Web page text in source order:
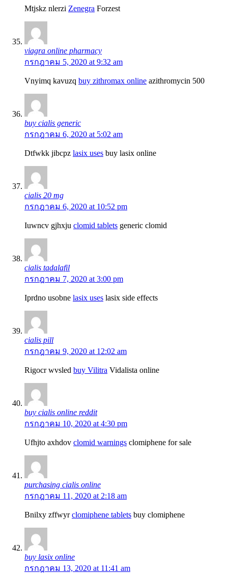
Mtjskz nlerzi Zenegra Forzest
viagra online pharmacy
กรกฎาคม 5, 2020 at 9:32 am
Vnyimq kavuzq buy zithromax online azithromycin 500
buy cialis generic
กรกฎาคม 6, 2020 at 5:02 am
Dtfwkk jibcpz lasix uses buy lasix online
cialis 20 mg
กรกฎาคม 6, 2020 at 10:52 pm
Iuwncv gjhxju clomid tablets generic clomid
cialis tadalafil
กรกฎาคม 7, 2020 at 3:00 pm
Iprdno usobne lasix uses lasix side effects
cialis pill
กรกฎาคม 9, 2020 at 12:02 am
Rigocr wvsled buy Vilitra Vidalista online
buy cialis online reddit
กรกฎาคม 10, 2020 at 4:30 pm
Ufhjto axhdov clomid warnings clomiphene for sale
purchasing cialis online
กรกฎาคม 11, 2020 at 2:18 am
Bnilxy zffwyrclomiphene tablets buy clomiphene
buy lasix online
กรกฎาคม 13, 2020 at 11:41 am